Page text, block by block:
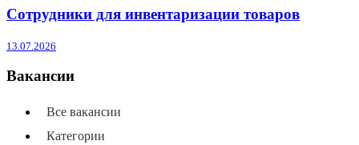
Сотрудники для инвентаризации товаров
13.07.2026
Вакансии
Все вакансии
Категории